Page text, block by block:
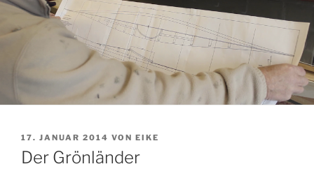
VERÖFFENTLICHT
AM
17. JANUAR 2014 VON EIKE
Der Grönländer